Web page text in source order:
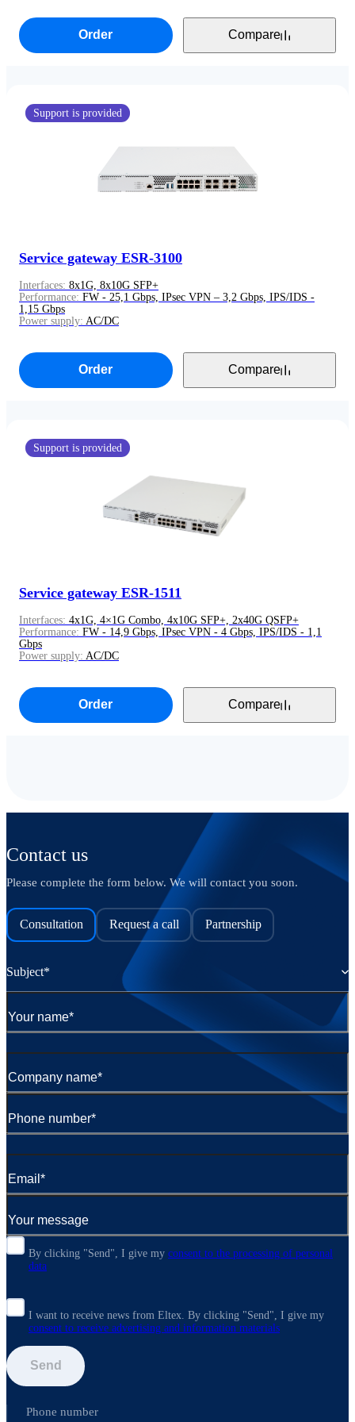
Order Compare
Service gateway ESR-3100
Interfaces: 8x1G, 8x10G SFP+
Performance: FW - 25,1 Gbps, IPsec VPN – 3,2 Gbps, IPS/IDS -
1,15 Gbps
Power supply: AC/DC
Production is over
Support is provided
Order Compare
Service gateway ESR-1511
Interfaces: 4x1G, 4×1G Combo, 4x10G SFP+, 2x40G QSFP+
Performance: FW - 14,9 Gbps, IPsec VPN - 4 Gbps, IPS/IDS - 1,1
Gbps
Power supply: AC/DC
Production is over
Support is provided
Order Compare
Contact us
Please complete the form below. We will contact you soon.
Consultation Request a call Partnership
Subject*
By clicking "Send", I give my consent to the processing of personal
data
I want to receive news from Eltex. By clicking "Send", I give my
consent to receive advertising and information materials
Send
Phone number